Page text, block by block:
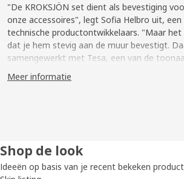
"De KROKSJÖN set dient als bevestiging
onze accessoires", legt Sofia Helbro uit, een
technische productontwikkelaars. "Maar het
dat je hem stevig aan de muur bevestigt.
samengewerkt met Tesa, een van de
waarschuwingsetiketten verplicht zijn. We
ontwikkelen die daaraan voldeed." Na een
Meer informatie
Shop de look
Ideeën op basis van je recent bekeken